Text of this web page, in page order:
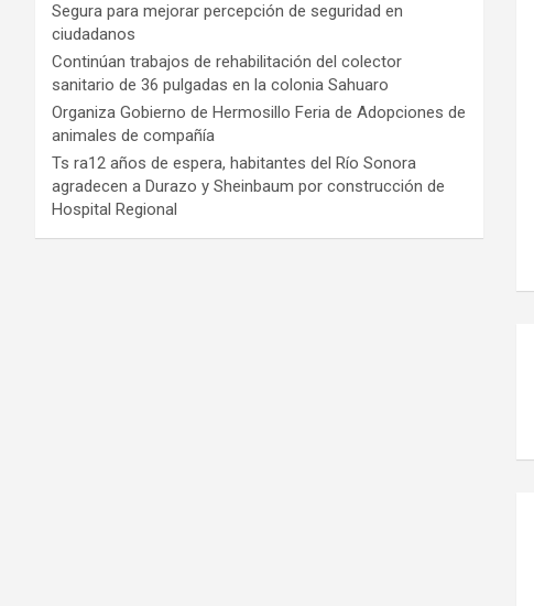
Segura para mejorar percepción de seguridad en
ciudadanos
Continúan trabajos de rehabilitación del colector
sanitario de 36 pulgadas en la colonia Sahuaro
Organiza Gobierno de Hermosillo Feria de Adopciones de
animales de compañía
Ts ra12 años de espera, habitantes del Río Sonora
agradecen a Durazo y Sheinbaum por construcción de
Hospital Regional